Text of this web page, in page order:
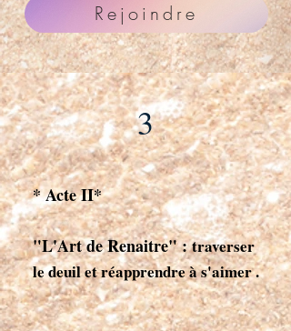
Rejoindre
3
* Acte II*
"L'Art de Renaitre" :traverser
le deuil et réapprendre à s'aimer .